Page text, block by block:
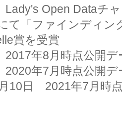
Lady's Open Dataチ
て「ファインディン
賞を受賞
2017年8月時点公開
2020年7月時点公開
10日　2021年7月時